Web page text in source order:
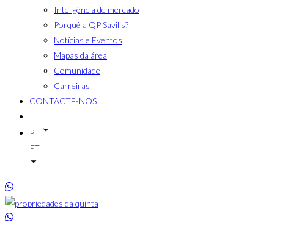
Inteligência de mercado
Porquê a QP Savills?
Notícias e Eventos
Mapas da área
Comunidade
Carreiras
CONTACTE-NOS
PT
PT